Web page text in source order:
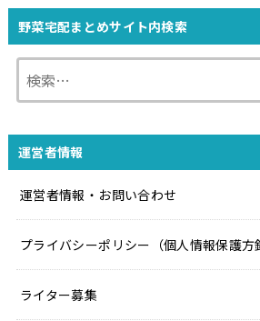
野菜宅配まとめサイト内検索
運営者情報
運営者情報・お問い合わせ
プライバシーポリシー（個人情報保護
ライター募集